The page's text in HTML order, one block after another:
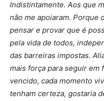
Indistintamente. Aos que
não me apoiaram. Porque
pensar e provar que é
pela vida de todos,
das barreiras impostas.
mais força para seguir em
vencido, cada momento
tenham certeza, gostaria